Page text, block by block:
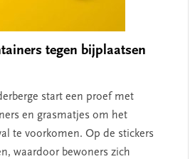
tegen bijplaatsen
start een proef met
en grasmatjes om het
te voorkomen. Op de stickers
waardoor bewoners zich